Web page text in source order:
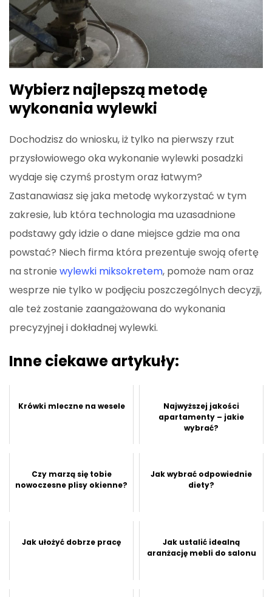
Wybierz najlepszą metodę
wykonania wylewki
Dochodzisz do wniosku, iż tylko na pierwszy rzut
przysłowiowego oka wykonanie wylewki posadzki
wydaje się czymś prostym oraz łatwym?
Zastanawiasz się jaka metodę wykorzystać w tym
zakresie, lub która technologia ma uzasadnione
podstawy gdy idzie o dane miejsce gdzie ma ona
powstać? Niech firma która prezentuje swoją ofertę
na stronie wylewki miksokretem, pomoże nam oraz
wesprze nie tylko w podjęciu poszczególnych decyzji,
ale też zostanie zaangażowana do wykonania
precyzyjnej i dokładnej wylewki.
Inne ciekawe artykuły:
Krówki mleczne na wesele
Najwyższej jakości
apartamenty – jakie
wybrać?
Czy marzą się tobie
nowoczesne plisy okienne?
Jak wybrać odpowiednie
diety?
Jak ułożyć dobrze pracę
Jak ustalić idealną
aranżację mebli do salonu